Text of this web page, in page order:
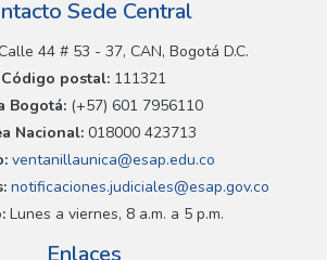
Sede Central
44 # 53 - 37, CAN, Bogotá D.C.
Código postal: 111321
Bogotá:(+57) 601 7956110
Nacional: 018000 423713
ventanillaunica@esap.edu.co
notificaciones.judiciales@esap.gov.co
Lunes a viernes, 8 a.m. a 5 p.m.